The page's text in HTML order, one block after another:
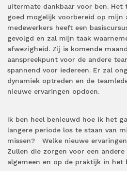
uitermate dankbaar voor ben. Het
goed mogelijk voorbereid op mijn
medewerkers heeft een
gevolgd en zal mijn taak
afwezigheid. Zij is komende
aanspreekpunt voor de andere
spannend voor iedereen. Er zal
dynamiek optreden en de
nieuwe ervaringen opdoen.
Ik ben heel benieuwd hoe ik het
langere periode los te staan van
missen?
Welke nieuwe
Zullen die zorgen voor een
algemeen en op de praktijk in het